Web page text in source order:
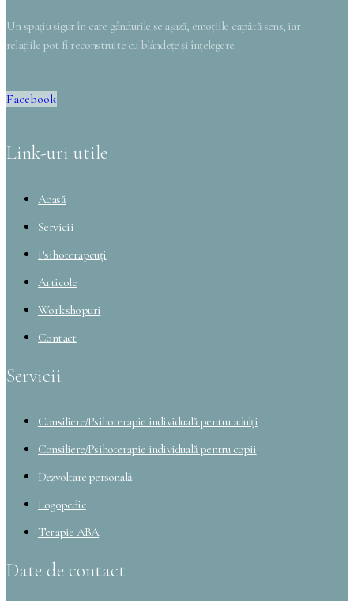
Un spațiu sigur în care gândurile se așază, emoțiile capătă sens, iar
relațiile pot fi reconstruite cu blândețe și înțelegere.
Facebook
Link-uri utile
Acasă
Servicii
Psihoterapeuți
Articole
Workshopuri
Contact
Servicii
Consiliere/Psihoterapie individuală pentru adulți
Consiliere/Psihoterapie individuală pentru copii
Dezvoltare personală
Logopedie
Terapie ABA
Date de contact